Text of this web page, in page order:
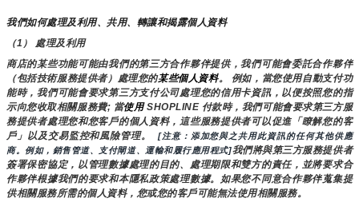
我們如何處理及利用、共用、轉讓和揭露個人資料
（1） 處理及利用
商店的某些功能可能由我們的第三方合作夥伴提供，我們可能會委託合作夥伴
（包括技術服務提供者）處理您的某些個人資料。 例如，當您使用自動支付功
能時，我們可能會要求第三方支付公司處理您的信用卡資訊，以便按照您的指
示向您收取相關服務費; 當使用 SHOPLINE 付款時，我們可能會要求第三方服
務提供者處理您和您客戶的個人資料，這些服務提供者可以促進「瞭解您的客
戶」以及交易監控和風險管理。
[注意：添加您與之共用此資訊的任何其他供應
商。例如，銷售管道、支付閘道、運輸和履行應用程式]我們將與第三方服務提供者
簽署保密協定，以管理數據處理的目的、處理期限和雙方的責任，並將要求合
作夥伴根據我們的要求和本隱私政策處理數據。如果您不同意合作夥伴蒐集提
供相關服務所需的個人資料，您或您的客戶可能無法使用相關服務。